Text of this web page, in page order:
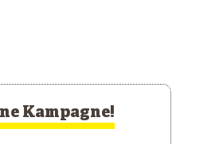
Kampagne!